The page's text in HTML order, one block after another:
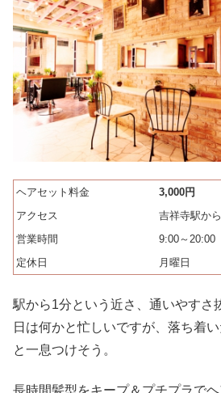
ヘアセット料金
3,000円
アクセス
吉祥寺駅か
営業時間
9:00～20:00
定休日
月曜日
駅から1分という近さ、通いやすさ
日は何かと忙しいですが、落ち着
と一息つけそう。